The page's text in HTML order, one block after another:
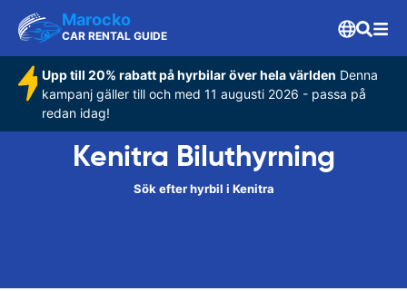
Marocko
CAR RENTAL GUIDE
Upp till 20% rabatt på hyrbilar över hela världen Denna
kampanj gäller till och med 11 augusti 2026 - passa på
redan idag!
Kenitra Biluthyrning
Sök efter hyrbil i Kenitra